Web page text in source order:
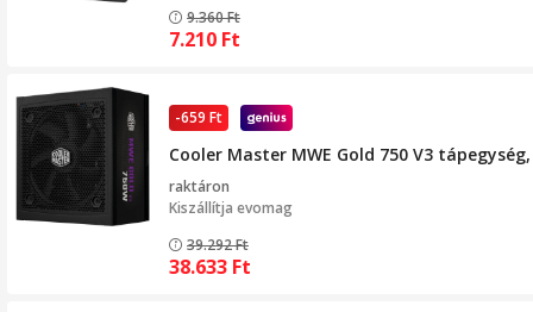
9.360Ft
7.210 Ft
-659 Ft
Cooler Master MWE Gold 750 V3
raktáron
Kiszállítja evomag
39.292Ft
38.633 Ft